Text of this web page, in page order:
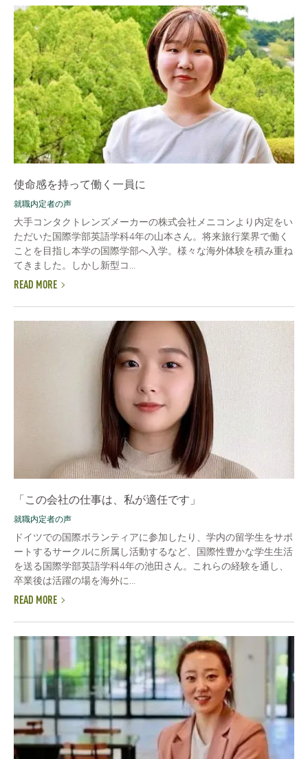
使命感を持って働く一員に
就職内定者の声
大手コンタクトレンズメーカーの株式会社メニコンより内定をい
ただいた国際学部英語学科4年の山本さん。将来旅行業界で働く
ことを目指し本学の国際学部へ入学。様々な海外体験を積み重ね
てきました。しかし新型コ...
READ MORE
「この会社の仕事は、私が適任です」
就職内定者の声
ドイツでの国際ボランティアに参加したり、学内の留学生をサポ
ートするサークルに所属し活動するなど、国際性豊かな学生生活
を送る国際学部英語学科4年の池田さん。これらの経験を通し、
卒業後は活躍の場を海外に...
READ MORE